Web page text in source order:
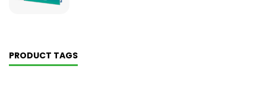
PRODUCT TAGS